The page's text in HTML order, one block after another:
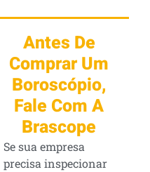
Antes De
Comprar Um
Boroscópio,
Fale Com A
Brascope
Se sua empresa
precisa inspecionar